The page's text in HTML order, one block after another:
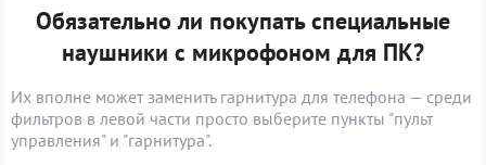
Обязательно ли покупать специальные
наушники с микрофоном для ПК?
Их вполне может заменить гарнитура для телефона — среди
фильтров в левой части просто выберите пункты "пульт
управления" и "гарнитура".